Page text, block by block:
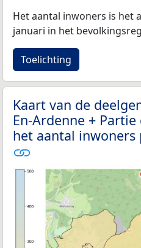
Het aantal inwoners is het
januari in het
Toelichting
Kaart van de
En-Ardenne +
het aantal